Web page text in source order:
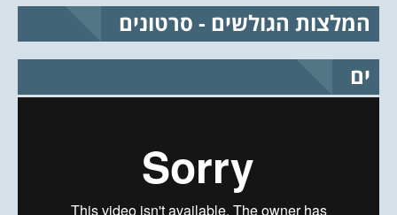
המלצות הגולשים - סרטונים
ים